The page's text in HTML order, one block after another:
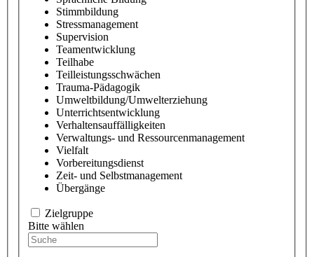
Stimmbildung
Stressmanagement
Supervision
Teamentwicklung
Teilhabe
Teilleistungsschwächen
Trauma-Pädagogik
Umweltbildung/Umwelterziehung
Unterrichtsentwicklung
Verhaltensauffälligkeiten
Verwaltungs- und Ressourcenmanagement
Vielfalt
Vorbereitungsdienst
Zeit- und Selbstmanagement
Übergänge
Zielgruppe
Bitte wählen